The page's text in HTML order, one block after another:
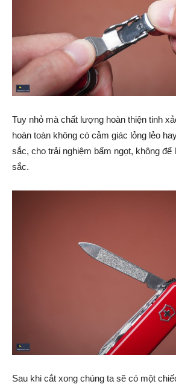
Tuy nhỏ mà chất lượng hoàn thiện tinh
hoàn toàn không có cảm giác lỏng lẻo
sắc, cho trải nghiệm bấm ngọt, không để
sắc.
Sau khi cắt xong chúng ta sẽ có một